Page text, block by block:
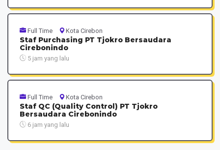
Full Time Kota Cirebon
Staf Purchasing PT Tjokro Bersaudara
Cirebonindo
5 jam yang lalu
Full Time Kota Cirebon
Staf QC (Quality Control) PT Tjokro
Bersaudara Cirebonindo
6 jam yang lalu